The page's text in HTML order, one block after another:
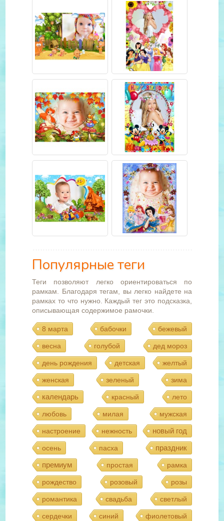
Популярные теги
Теги позволяют легко ориентироваться по
рамкам. Благодаря тегам, вы легко найдете на
рамках то что нужно. Каждый тег это подсказка,
описывающая содержимое рамочки.
8 марта бабочки бежевый
весна голубой дед мороз
день рождения детская желтый
женская зеленый зима
календарь красный лето
любовь милая мужская
настроение нежность новый год
осень пасха
праздник
премиум
простая рамка
рождество розовый розы
романтика свадьба светлый
сердечки синий фиолетовый